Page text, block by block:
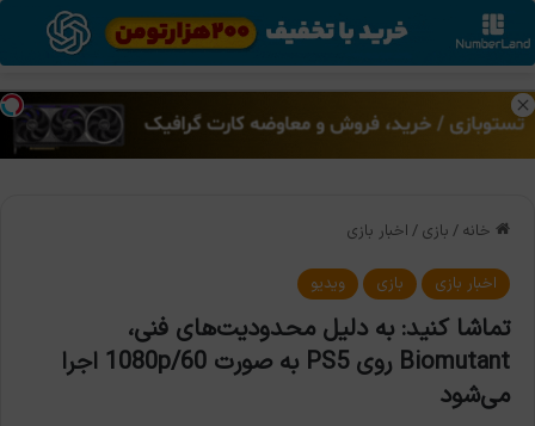
منو
خانه / بازی / اخبار بازی
اخبار بازی بازی ویدیو
تماشا کنید: به دلیل محدودیت‌های فنی،
Biomutant روی PS5 به صورت 1080p/60 اجرا
می‌شود